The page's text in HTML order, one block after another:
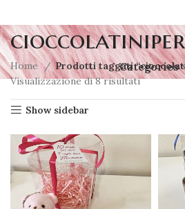
Categories
Home
Prodotti taggati
Visualizzazione di 8 risultati
Show sidebar